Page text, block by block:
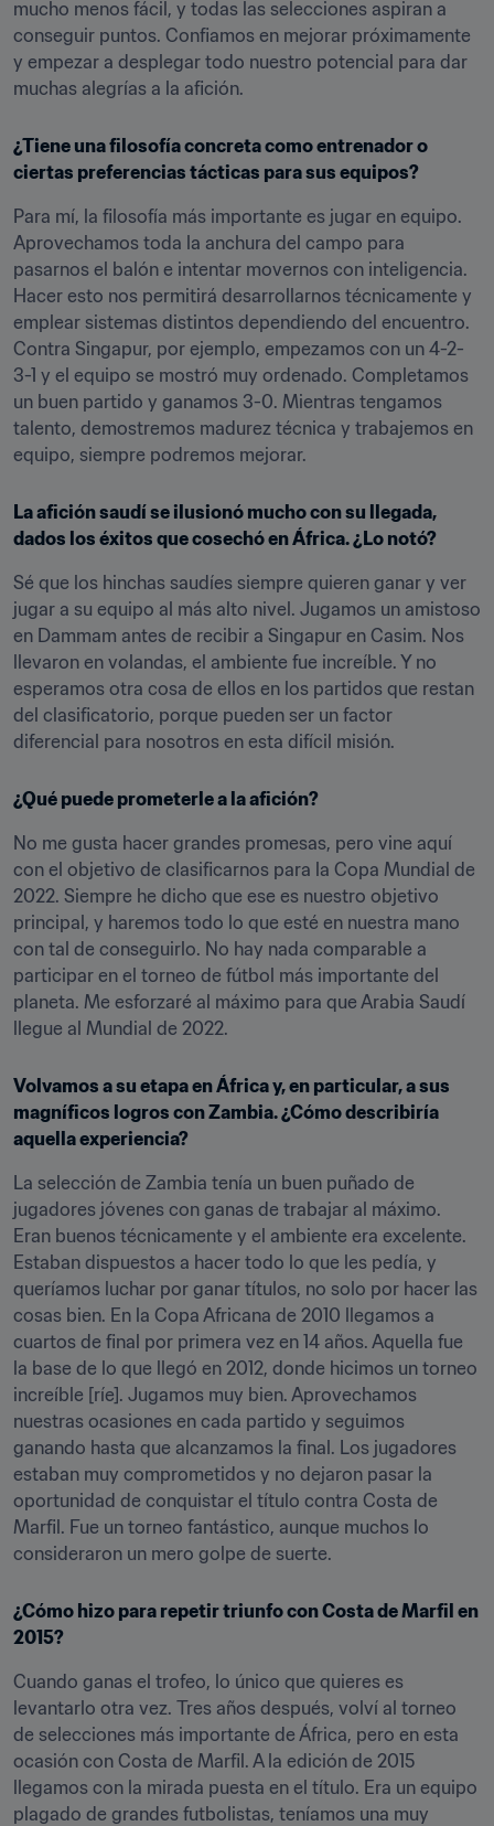
mucho menos fácil, y todas las selecciones aspiran a
conseguir puntos. Confiamos en mejorar próximamente
y empezar a desplegar todo nuestro potencial para dar
muchas alegrías a la afición.
¿Tiene una filosofía concreta como entrenador o
ciertas preferencias tácticas para sus equipos?
Para mí, la filosofía más importante es jugar en equipo.
Aprovechamos toda la anchura del campo para
pasarnos el balón e intentar movernos con inteligencia.
Hacer esto nos permitirá desarrollarnos técnicamente y
emplear sistemas distintos dependiendo del encuentro.
Contra Singapur, por ejemplo, empezamos con un 4-2-
3-1 y el equipo se mostró muy ordenado. Completamos
un buen partido y ganamos 3-0. Mientras tengamos
talento, demostremos madurez técnica y trabajemos en
equipo, siempre podremos mejorar.
La afición saudí se ilusionó mucho con su llegada,
dados los éxitos que cosechó en África. ¿Lo notó?
Sé que los hinchas saudíes siempre quieren ganar y ver
jugar a su equipo al más alto nivel. Jugamos un amistoso
en Dammam antes de recibir a Singapur en Casim. Nos
llevaron en volandas, el ambiente fue increíble. Y no
esperamos otra cosa de ellos en los partidos que restan
del clasificatorio, porque pueden ser un factor
diferencial para nosotros en esta difícil misión.
¿Qué puede prometerle a la afición?
No me gusta hacer grandes promesas, pero vine aquí
con el objetivo de clasificarnos para la Copa Mundial de
2022. Siempre he dicho que ese es nuestro objetivo
principal, y haremos todo lo que esté en nuestra mano
con tal de conseguirlo. No hay nada comparable a
participar en el torneo de fútbol más importante del
planeta. Me esforzaré al máximo para que Arabia Saudí
llegue al Mundial de 2022.
Volvamos a su etapa en África y, en particular, a sus
magníficos logros con Zambia. ¿Cómo describiría
aquella experiencia?
La selección de Zambia tenía un buen puñado de
jugadores jóvenes con ganas de trabajar al máximo.
Eran buenos técnicamente y el ambiente era excelente.
Estaban dispuestos a hacer todo lo que les pedía, y
queríamos luchar por ganar títulos, no solo por hacer las
cosas bien. En la Copa Africana de 2010 llegamos a
cuartos de final por primera vez en 14 años. Aquella fue
la base de lo que llegó en 2012, donde hicimos un torneo
increíble [ríe]. Jugamos muy bien. Aprovechamos
nuestras ocasiones en cada partido y seguimos
ganando hasta que alcanzamos la final. Los jugadores
estaban muy comprometidos y no dejaron pasar la
oportunidad de conquistar el título contra Costa de
Marfil. Fue un torneo fantástico, aunque muchos lo
consideraron un mero golpe de suerte.
¿Cómo hizo para repetir triunfo con Costa de Marfil en
2015?
Cuando ganas el trofeo, lo único que quieres es
levantarlo otra vez. Tres años después, volví al torneo
de selecciones más importante de África, pero en esta
ocasión con Costa de Marfil. A la edición de 2015
llegamos con la mirada puesta en el título. Era un equipo
plagado de grandes futbolistas, teníamos una muy